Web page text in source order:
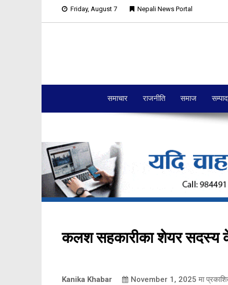
Friday, August 7 Nepali News Portal
समाचार राजनीति समाज
कलश सहकारीका शेयर सदस्य
Kanika Khabar November 1, 2025 मा